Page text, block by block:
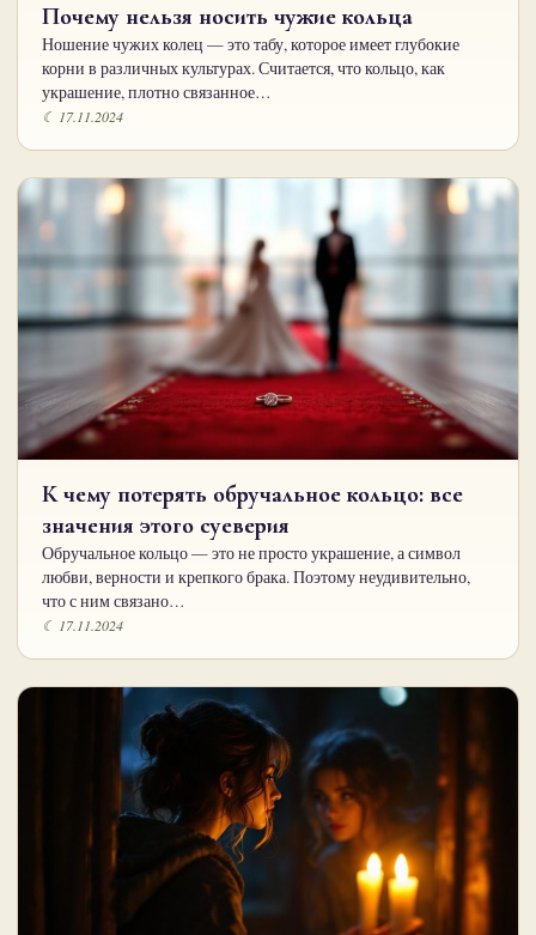
Почему нельзя носить чужие кольца
Ношение чужих колец — это табу, которое имеет глубокие
корни в различных культурах. Считается, что кольцо, как
украшение, плотно связанное…
☾ 17.11.2024
К чему потерять обручальное кольцо: все
значения этого суеверия
Обручальное кольцо — это не просто украшение, а символ
любви, верности и крепкого брака. Поэтому неудивительно,
что с ним связано…
☾ 17.11.2024